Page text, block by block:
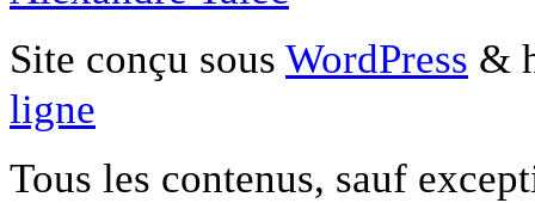
Site conçu sous WordPress &
ligne
Tous les contenus, sauf